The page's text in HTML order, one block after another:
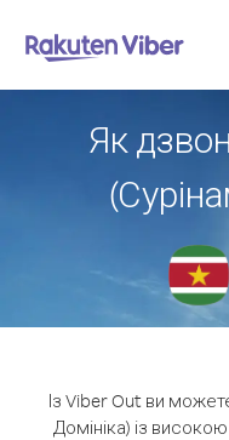
Як
Із Viber Out ви
Домініка) із